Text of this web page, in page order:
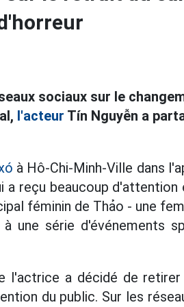
sociaux sur le
l'acteur Tín Nguyễn a
à Hô-Chi-Minh-Ville dans
a reçu beaucoup d'attention
féminin de Thảo - une
une série d'événements
l'actrice a décidé de
du public. Sur les